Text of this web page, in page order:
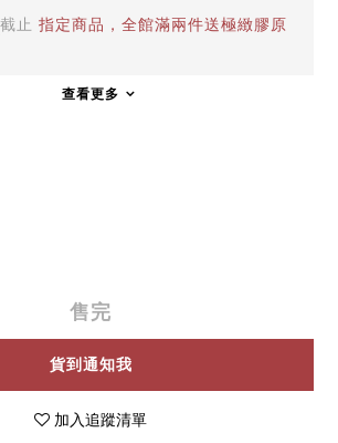
截止 指定商品，全館滿兩件送極緻膠原
查看更多
售完
貨到通知我
加入追蹤清單